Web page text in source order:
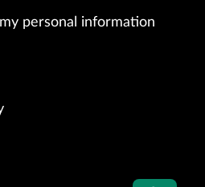
personal information